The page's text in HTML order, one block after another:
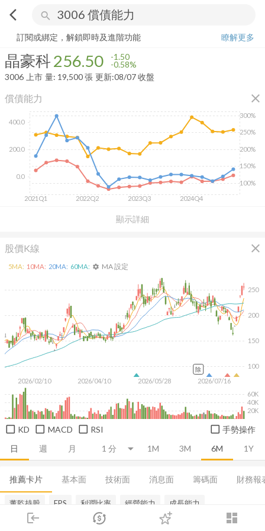
arrow_back_ios search
login dashboard
市場 登入
晶豪科 256.50-0.58%
訂閱或綁定，解鎖即時及進階功能
瞭解更多
晶豪科256.50 -1.50
-0.58%
3006 上市 量: 19,500張 更新:08/07 收盤
償債能力 close
顯示詳細
2021Q1 2022Q2 2023Q3 2024Q4
100%
150%
200%
250%
300%
0.0
200.0
400.0
股價K線 close
日 週 月 1M 3M 6M 1Y
2026/02/10 2026/04/10 2026/05/28 2026/07/16
100
150
200
250
20K
40K
60K
5MA: 10MA: 20MA: 60MA: settings MA 設定
除
KD MACD RSI 手勢操作
推薦卡片 基本面 技術面 消息面 籌碼面 財務報
董監持股 EPS 利潤比率 經營能力 成長能力